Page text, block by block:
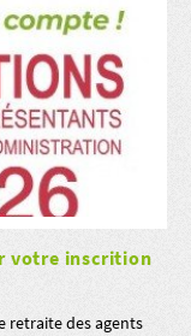
votre inscrition
retraite des agents